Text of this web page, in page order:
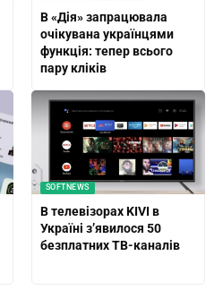
В «Дія» запрацювала
очікувана українцями
функція: тепер всього
пару кліків
SOFTNEWS
В телевізорах KIVI в
Україні з’явилося 50
безплатних ТВ-каналів